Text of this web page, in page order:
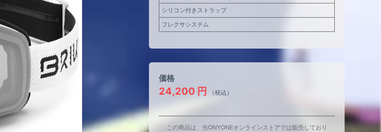
シリコン付きストラップ
フレクサシステム
価格
24,200 円 （税込）
この商品は、当ONYONEオンラインストアでは販売しており